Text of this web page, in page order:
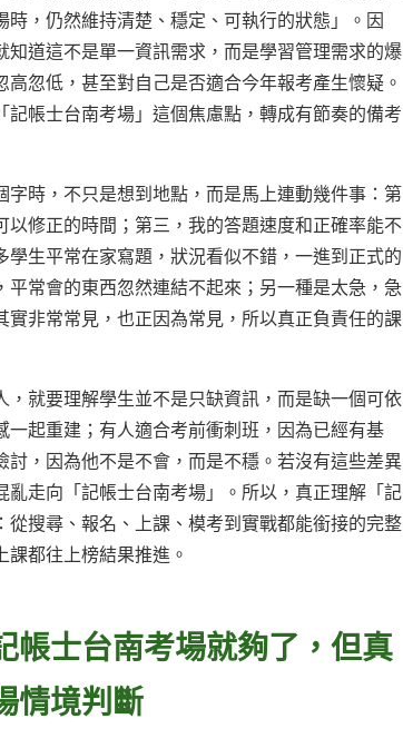
，仍然維持清楚、穩定、可執行的狀態」。因
道這不是單一資訊需求，而是學習管理需求的爆
忽低，甚至對自己是否適合今年報考產生懷疑。
帳士台南考場」這個焦慮點，轉成有節奏的備考
時，不只是想到地點，而是馬上連動幾件事：第
修正的時間；第三，我的答題速度和正確率能不
生平常在家寫題，狀況看似不錯，一進到正式的
平常會的東西忽然連結不起來；另一種是太急，急
非常常見，也正因為常見，所以真正負責任的課
就要理解學生並不是只缺資訊，而是缺一個可依
起重建；有人適合考前衝刺班，因為已經有基
，因為他不是不會，而是不穩。若沒有這些差異
走向「記帳士台南考場」。所以，真正理解「記
搜尋、報名、上課、模考到實戰都能銜接的完整
都往上榜結果推進。
帳士台南考場就夠了，但真
情境判斷